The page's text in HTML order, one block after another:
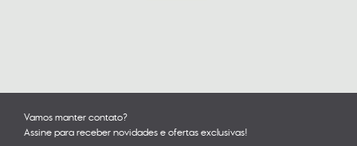
Vamos manter contato?
Assine para receber novidades e ofertas exclusivas!